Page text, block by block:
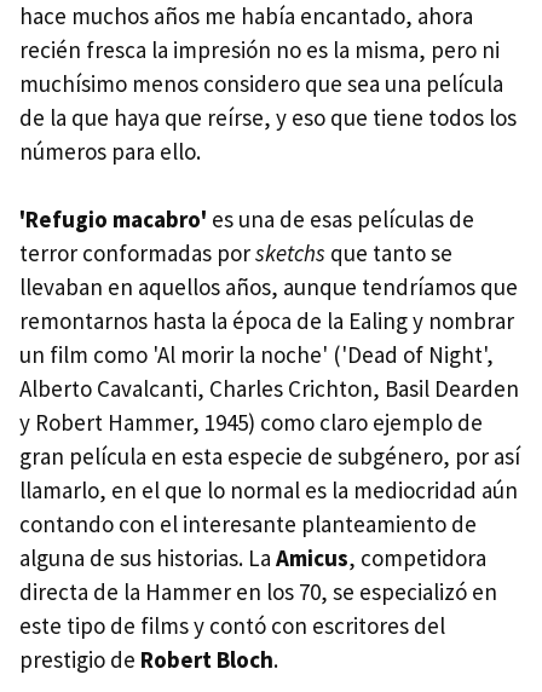
hace muchos años me había encantado, ahora
recién fresca la impresión no es la misma, pero ni
muchísimo menos considero que sea una película
de la que haya que reírse, y eso que tiene todos los
números para ello.
'Refugio macabro' es una de esas películas de
terror conformadas porsketchs que tanto se
llevaban en aquellos años, aunque tendríamos que
remontarnos hasta la época de la Ealing y nombrar
un film como 'Al morir la noche' ('Dead of Night',
Alberto Cavalcanti, Charles Crichton, Basil Dearden
y Robert Hammer, 1945) como claro ejemplo de
gran película en esta especie de subgénero, por así
llamarlo, en el que lo normal es la mediocridad aún
contando con el interesante planteamiento de
alguna de sus historias. La Amicus, competidora
directa de la Hammer en los 70, se especializó en
este tipo de films y contó con escritores del
prestigio de Robert Bloch.